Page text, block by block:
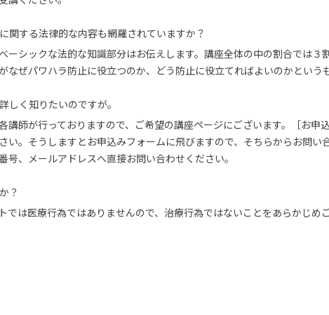
関する法律的な内容も網羅されていますか？
ーシックな法的な知識部分はお伝えします。講座全体の中の割合では３
なぜパワハラ防止に役立つのか、どう防止に役立てればよいのかという
しく知りたいのですが。
講師が行っておりますので、ご希望の講座ページにございます。［お申
い。そうしますとお申込みフォームに飛びますので、そちらからお問い
号、メールアドレスへ直接お問い合わせください。
？
では医療行為ではありませんので、治療行為ではないことをあらかじめ